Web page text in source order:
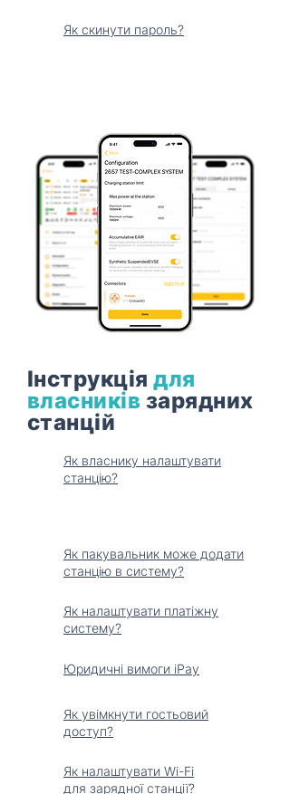
Як скинути пароль?
Інструкція для
власників зарядних
станцій
Як власнику налаштувати
станцію?
Як пакувальник може додати
станцію в систему?
Як налаштувати платіжну
систему?
Юридичні вимоги iPay
Як увімкнути гостьовий
доступ?
Як налаштувати Wi-Fi
для зарядної станції?